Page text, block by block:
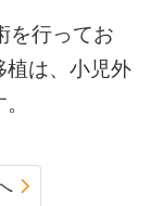
を行ってお
植は、小児外